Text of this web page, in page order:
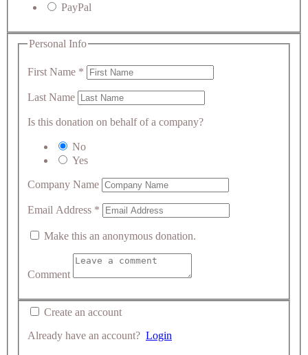
PayPal
Personal Info
First Name *
Last Name
Is this donation on behalf of a company?
No
Yes
Company Name
Email Address *
Make this an anonymous donation.
Comment
Create an account
Already have an account? Login